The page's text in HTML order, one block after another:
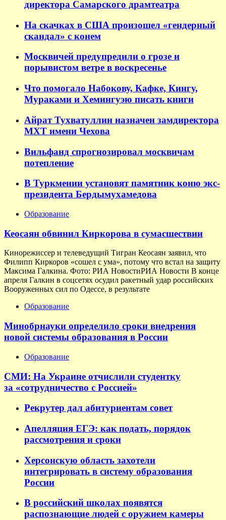
директора Самарского драмтеатра
На скачках в США произошел «гендерный
скандал» с конем
Москвичей предупредили о грозе и
порывистом ветре в воскресенье
Что помогало Набокову, Кафке, Кингу,
Мураками и Хемингуэю писать книги
Айрат Тухватуллин назначен замдиректора
МХТ имени Чехова
Вильфанд спрогнозировал москвичам
потепление
В Туркмении установят памятник коню экс-
президента Бердымухамедова
Образование
Кеосаян обвинил Киркорова в сумасшествии
Кинорежиссер и телеведущий Тигран Кеосаян заявил, что
Филипп Киркоров «сошел с ума», потому что встал на защиту
Максима Галкина. Фото: РИА НовостиРИА Новости В конце
апреля Галкин в соцсетях осудил ракетный удар российских
Вооруженных сил по Одессе, в результате
Образование
Минобрнауки определило сроки внедрения
новой системы образования в России
Образование
СМИ: На Украине отчислили студентку
за «сотрудничество с Россией»
Рекрутер дал абитуриентам совет
Апелляция ЕГЭ: как подать, порядок
рассмотрения и сроки
Херсонскую область захотели
интегрировать в систему образования
России
В российский школах появятся
распознающие людей с оружием камеры